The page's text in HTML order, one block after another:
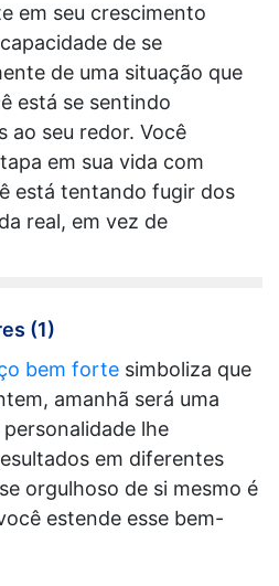
em seu crescimento
de se
de uma situação que
está se sentindo
ao seu redor. Você
em sua vida com
está tentando fugir dos
real, em vez de
(1)
bem forte simboliza que
amanhã será uma
lhe
em diferentes
orgulhoso de si mesmo é
estende esse bem-